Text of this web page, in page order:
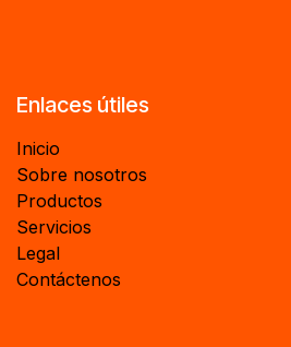
Enlaces útiles
Inicio
Sobre nosotros
Productos
Servicios
Legal
Contáctenos